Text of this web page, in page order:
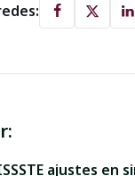
ajustes en